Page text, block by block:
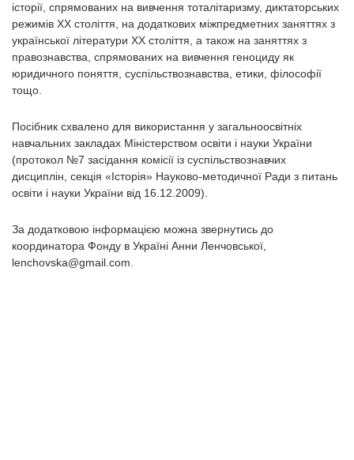
історії, спрямованих на вивчення тоталітаризму, диктаторських
режимів ХХ століття, на додаткових міжпредметних заняттях з
української літератури ХХ століття, а також на заняттях з
правознавства, спрямованих на вивчення геноциду як
юридичного поняття, суспільствознавства, етики, філософії
тощо.
Посібник схвалено для використання у загальноосвітніх
навчальних закладах Міністерством освіти і науки України
(протокол №7 засідання комісії із суспільствознавчих
дисциплін, секція «Історія» Науково-методичної Ради з питань
освіти і науки України від 16.12.2009).
За додатковою інформацією можна звернутись до
координатора Фонду в Україні Анни Ленчовськoї,
lenchovska@gmail.com.